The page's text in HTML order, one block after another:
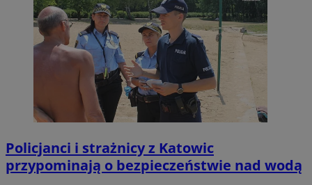
Policjanci i strażnicy z Katowic
przypominają o bezpieczeństwie nad wodą